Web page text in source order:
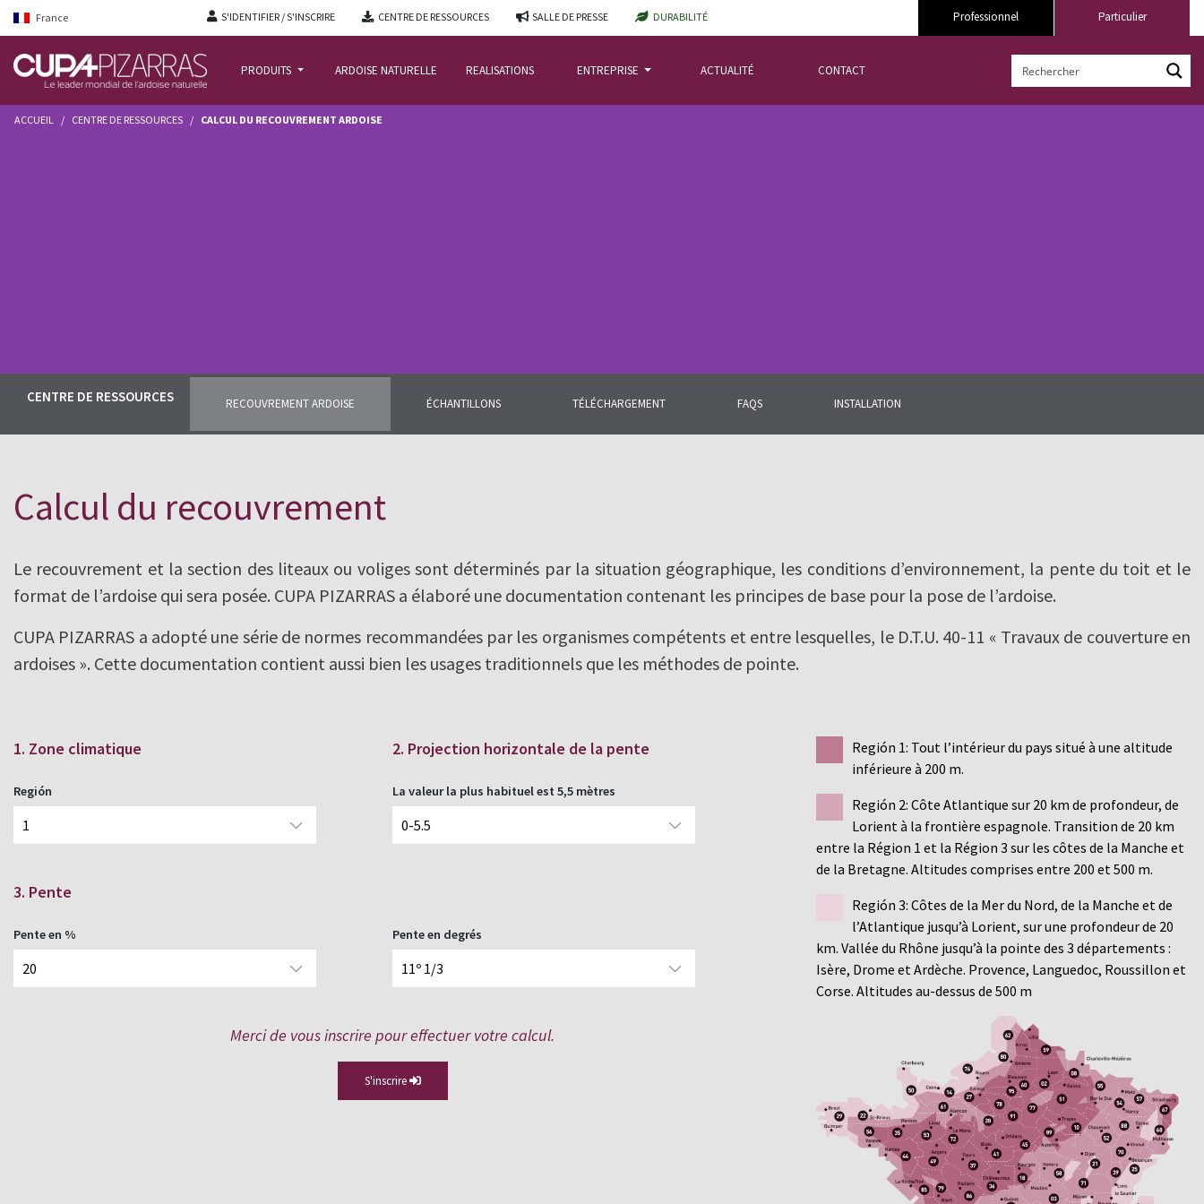
France S'IDENTIFIER / S'INSCRIRE CENTRE DE RESSOURCES SALLE DE PRESSE DURABILITÉ Particulier
Professionnel
PRODUITS ARDOISE NATURELLE REALISATIONS ENTREPRISE ACTUALITÉ CONTACT
ACCUEIL / CENTRE DE RESSOURCES / CALCUL DU RECOUVREMENT ARDOISE
Calcul du recouvrement ardoise
CENTRE DE RESSOURCES RECOUVREMENT ARDOISE ÉCHANTILLONS TÉLÉCHARGEMENT FAQS INSTALLATION
Calcul du recouvrement
Le recouvrement et la section des liteaux ou voliges sont déterminés par la situation géographique, les conditions d’environnement, la pente du toit et le
format de l’ardoise qui sera posée. CUPA PIZARRAS a élaboré une documentation contenant les principes de base pour la pose de l’ardoise.
CUPA PIZARRAS a adopté une série de normes recommandées par les organismes compétents et entre lesquelles, le D.T.U. 40-11 « Travaux de couverture en
ardoises ». Cette documentation contient aussi bien les usages traditionnels que les méthodes de pointe.
1. Zone climatique
Región
2. Projection horizontale de la pente
La valeur la plus habituel est 5,5 mètres
3. Pente
Pente en % Pente en degrés
Merci de vous inscrire pour effectuer votre calcul.
S'inscrire
Región 1: Tout l’intérieur du pays situé à une altitude
inférieure à 200 m.
Región 2: Côte Atlantique sur 20 km de profondeur, de
Lorient à la frontière espagnole. Transition de 20 km
entre la Région 1 et la Région 3 sur les côtes de la Manche et
de la Bretagne. Altitudes comprises entre 200 et 500 m.
Región 3: Côtes de la Mer du Nord, de la Manche et de
l’Atlantique jusqu’à Lorient, sur une profondeur de 20
km. Vallée du Rhône jusqu’à la pointe des 3 départements :
Isère, Drome et Ardèche. Provence, Languedoc, Roussillon et
Corse. Altitudes au-dessus de 500 m